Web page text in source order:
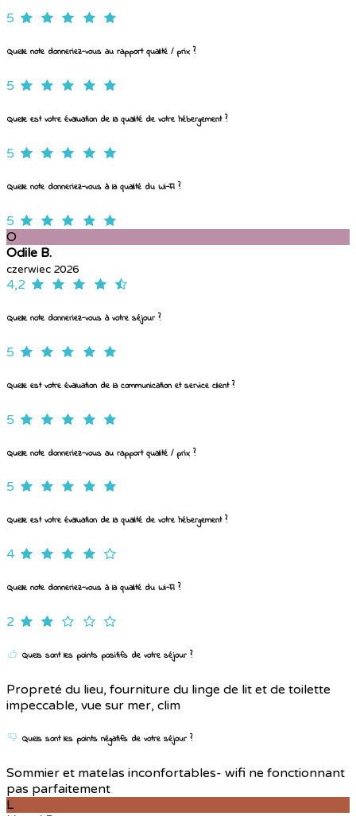
5
Quelle note donneriez-vous au rapport qualité / prix ?
5
Quelle est votre évaluation de la qualité de votre hébergement ?
5
Quelle note donneriez-vous à la qualité du Wi-Fi ?
5
O
Odile B.
czerwiec 2026
4,2
Quelle note donneriez-vous à votre séjour ?
5
Quelle est votre évaluation de la communication et service client ?
5
Quelle note donneriez-vous au rapport qualité / prix ?
5
Quelle est votre évaluation de la qualité de votre hébergement ?
4
Quelle note donneriez-vous à la qualité du Wi-Fi ?
2
Quels sont les points positifs de votre séjour ?
Propreté du lieu, fourniture du linge de lit et de toilette
impeccable, vue sur mer, clim
Quels sont les points négatifs de votre séjour ?
Sommier et matelas inconfortables- wifi ne fonctionnant
pas parfaitement
L